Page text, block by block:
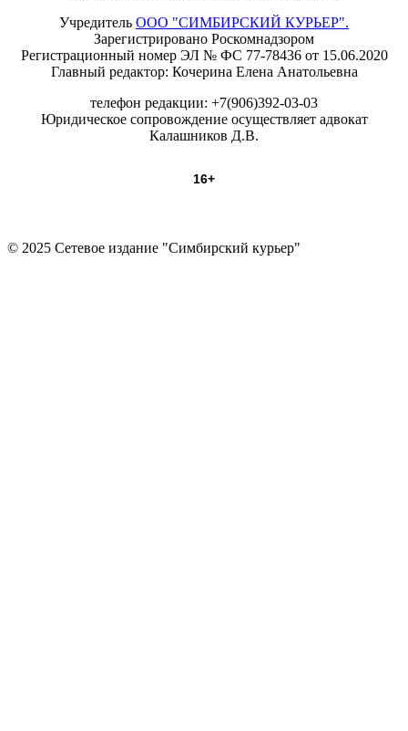
Учредитель ООО "СИМБИРСКИЙ КУРЬЕР".
Зарегистрировано Роскомнадзором
Регистрационный номер ЭЛ № ФС 77-78436 от 15.06.2020
Главный редактор: Кочерина Елена Анатольевна
телефон редакции: +7(906)392-03-03
Юридическое сопровождение осуществляет адвокат
Калашников Д.В.
16+
© 2025 Сетевое издание "Симбирский курьер"